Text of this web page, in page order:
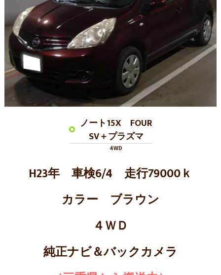
ノート15X FOUR
SV＋プラズマ
4WD
H23年 車検6/4 走行79000ｋ
カラー ブラウン
４ＷＤ
純正ナビ＆バックカメラ